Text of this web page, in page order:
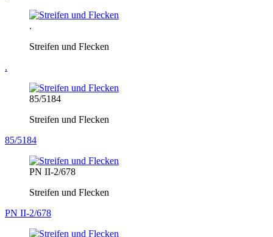
.
Streifen und Flecken
.
85/5184
Streifen und Flecken
85/5184
PN II-2/678
Streifen und Flecken
PN II-2/678